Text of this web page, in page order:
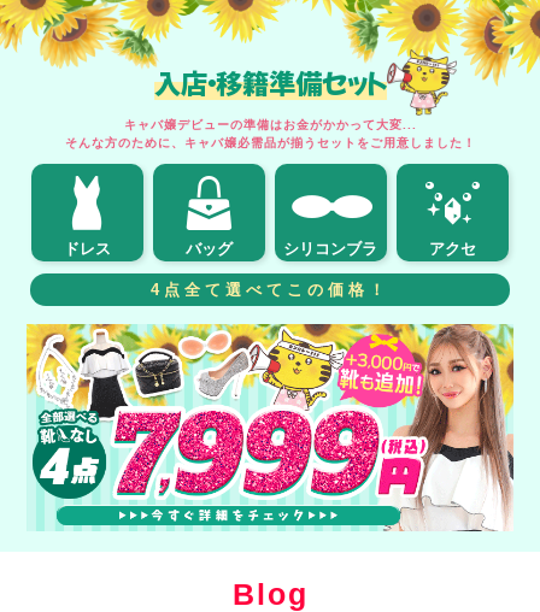
入店・移籍準備セット
キャバ嬢デビューの準備はお金がかかって大変...
そんな方のために、キャバ嬢必需品が揃うセットをご用意しました！
ドレス バッグ シリコンブラ アクセ
4点全て選べてこの価格！
Blog